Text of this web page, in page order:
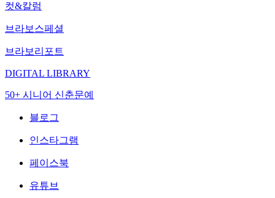
컷&칼럼
브라보스페셜
브라보리포트
DIGITAL LIBRARY
50+ 시니어 신춘문예
블로그
인스타그램
페이스북
유튜브